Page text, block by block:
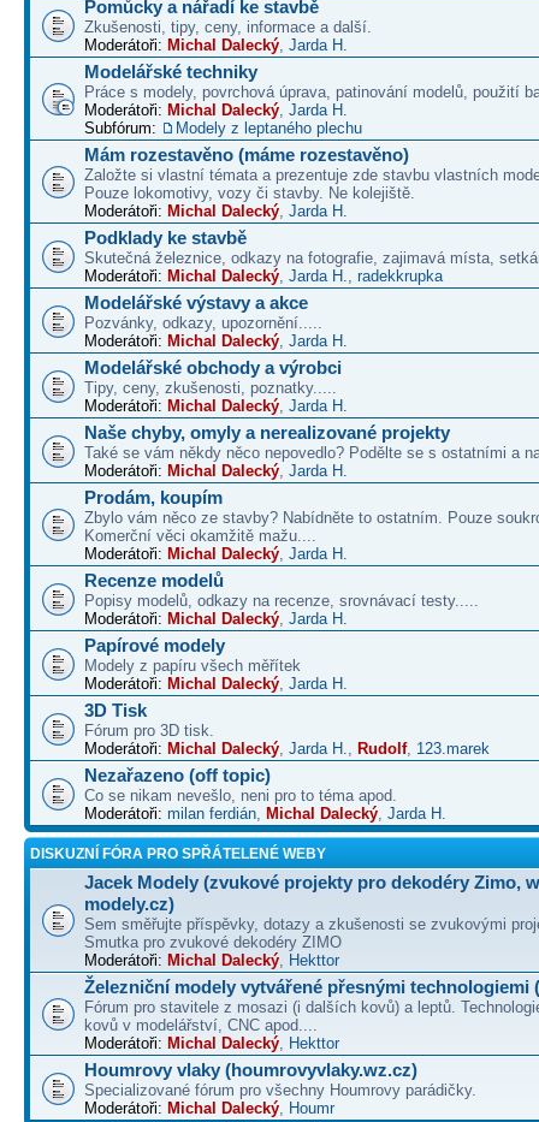
Pomůcky a nářadí ke stavbě
Zkušenosti, tipy, ceny, informace a další.
Moderátoři: Michal Dalecký, Jarda H.
Modelářské techniky
Práce s modely, povrchová úprava, patinování modelů, použití
Moderátoři: Michal Dalecký, Jarda H.
Subfórum:
Modely z leptaného plechu
Mám rozestavěno (máme rozestavěno)
Založte si vlastní témata a prezentuje zde stavbu vlastních
Pouze lokomotivy, vozy či stavby. Ne kolejiště.
Moderátoři: Michal Dalecký, Jarda H.
Podklady ke stavbě
Skutečná železnice, odkazy na fotografie, zajimavá místa,
Moderátoři: Michal Dalecký, Jarda H., radekkrupka
Modelářské výstavy a akce
Pozvánky, odkazy, upozornění.....
Moderátoři: Michal Dalecký, Jarda H.
Modelářské obchody a výrobci
Tipy, ceny, zkušenosti, poznatky.....
Moderátoři: Michal Dalecký, Jarda H.
Naše chyby, omyly a nerealizované projekty
Také se vám někdy něco nepovedlo? Podělte se s ostatními a
Moderátoři: Michal Dalecký, Jarda H.
Prodám, koupím
Zbylo vám něco ze stavby? Nabídněte to ostatním. Pouze
Komerční věci okamžitě mažu....
Moderátoři: Michal Dalecký, Jarda H.
Recenze modelů
Popisy modelů, odkazy na recenze, srovnávací testy.....
Moderátoři: Michal Dalecký, Jarda H.
Papírové modely
Modely z papíru všech měřítek
Moderátoři: Michal Dalecký, Jarda H.
3D Tisk
Fórum pro 3D tisk.
Moderátoři: Michal Dalecký, Jarda H., Rudolf, 123.marek
Nezařazeno (off topic)
Co se nikam nevešlo, neni pro to téma apod.
Moderátoři: milan ferdián, Michal Dalecký, Jarda H.
DISKUZNÍ FÓRA PRO SPŘÁTELENÉ WEBY
Jacek Modely (zvukové projekty pro dekodéry Zimo,
modely.cz)
Sem směřujte příspěvky, dotazy a zkušenosti se zvukovými
Smutka pro zvukové dekodéry ZIMO
Moderátoři: Michal Dalecký, Hekttor
Železniční modely vytvářené přesnými technologiemi
Fórum pro stavitele z mosazi (i dalších kovů) a leptů.
kovů v modelářství, CNC apod....
Moderátoři: Michal Dalecký, Hekttor
Houmrovy vlaky (houmrovyvlaky.wz.cz)
Specializované fórum pro všechny Houmrovy parádičky.
Moderátoři: Michal Dalecký, Houmr